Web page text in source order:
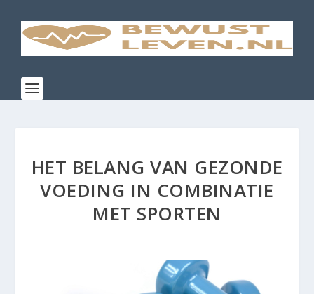
HET BELANG VAN GEZONDE
VOEDING IN COMBINATIE
MET SPORTEN